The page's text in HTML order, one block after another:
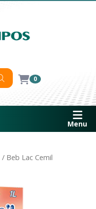
0
Menu
/ Beb Lac Cemil